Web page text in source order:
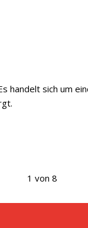
handelt sich um
1 von 8